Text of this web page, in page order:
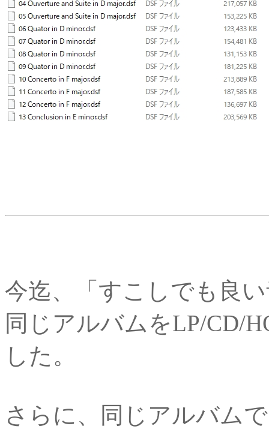
今迄、「すこしでも良
同じアルバムをLP/CD/
した。
さらに、同じアルバム